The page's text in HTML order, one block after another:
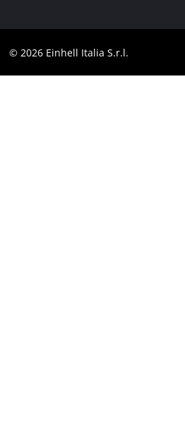
Comformità
Linkedin
© 2026 Einhell Italia S.r.l.